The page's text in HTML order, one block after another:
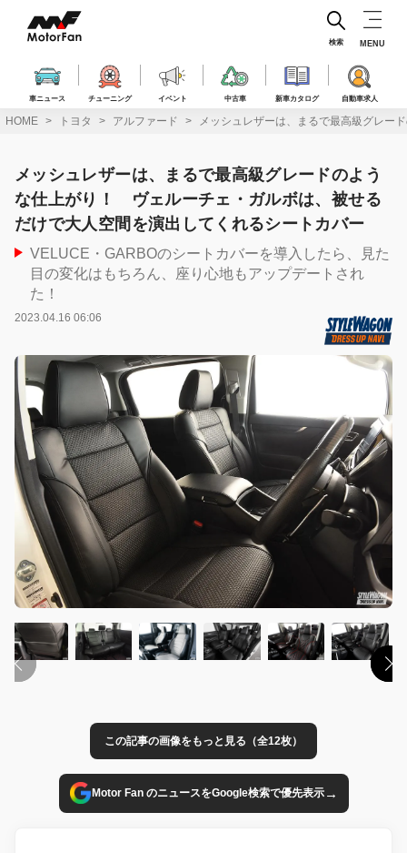
ス
車ニュース チューニング イベント 中古車 新車カタログ 自動車求人
検索 MENU
HOME トヨタ アルファード メッシュレザーは、まるで最高級グレー
メッシュレザーは、まるで最高級グレードのよう
な仕上がり！ ヴェルーチェ・ガルボは、被せる
だけで大人空間を演出してくれるシートカバー
VELUCE・GARBOのシートカバーを導入したら、見た
目の変化はもちろん、座り心地もアップデートされ
た！
2023.04.16 06:06
この記事の画像をもっと見る（全12枚）
Motor Fan のニュースをGoogle検索で優先表示→